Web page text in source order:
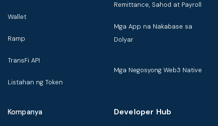
Wallet
Ramp
TransFi API
Listahan ng Token
Remittance, Sahod at Payroll
Mga App na Nakabase sa
Dolyar
Mga Negosyong Web3 Native
Kompanya Developer Hub